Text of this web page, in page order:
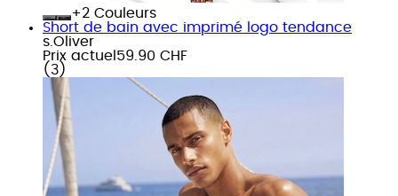
+
Couleurs
Short de bain avec imprimé logo tendance
s.Oliver
Prix actuel 59.90 CHF
( 3 )